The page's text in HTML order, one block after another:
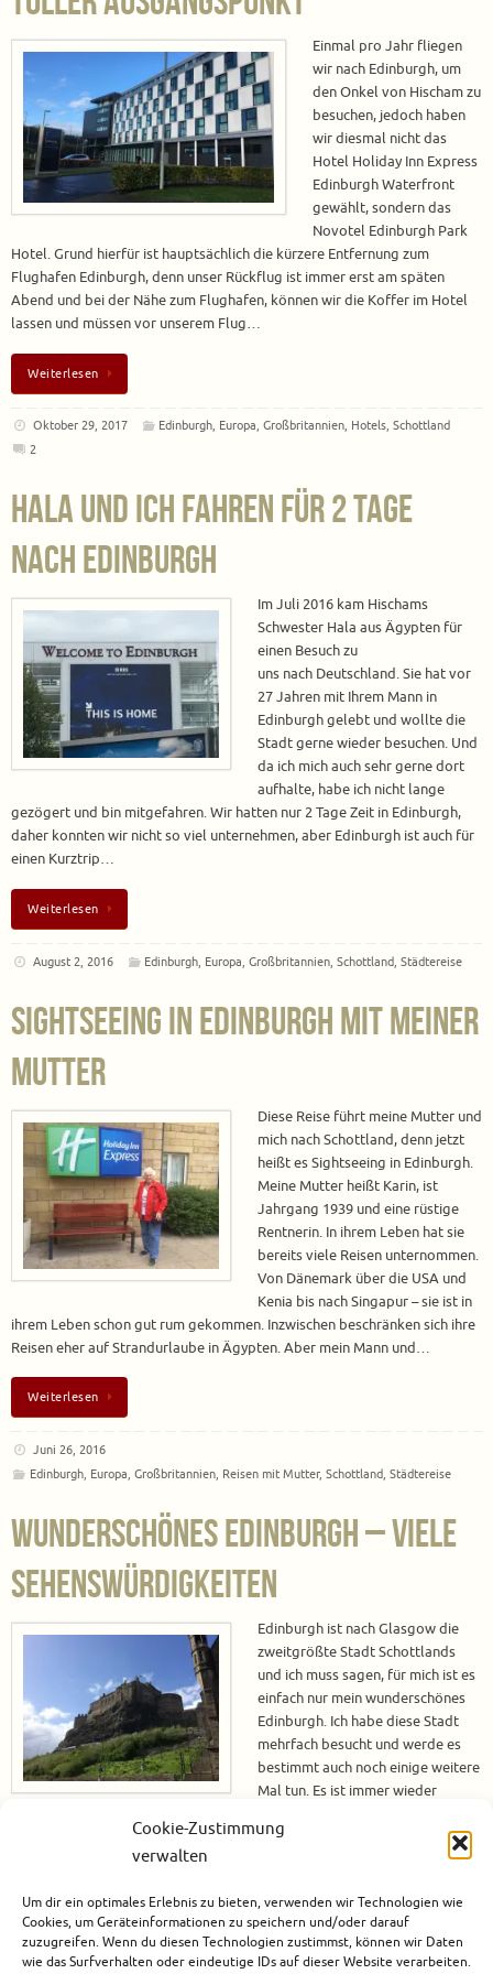
Cookie-Zustimmung
verwalten
Um dir ein optimales Erlebnis zu bieten, verwenden wir Technologien wie
Cookies, um Geräteinformationen zu speichern und/oder darauf
zuzugreifen. Wenn du diesen Technologien zustimmst, können wir Daten
wie das Surfverhalten oder eindeutige IDs auf dieser Website verarbeiten.
Einmal pro Jahr fliegen
wir nach Edinburgh, um
den Onkel von Hischam zu
besuchen, jedoch haben
wir diesmal nicht das
Hotel Holiday Inn Express
Edinburgh Waterfront
gewählt, sondern das
Novotel Edinburgh Park
Hotel. Grund hierfür ist hauptsächlich die kürzere Entfernung zum
Flughafen Edinburgh, denn unser Rückflug ist immer erst am späten
Abend und bei der Nähe zum Flughafen, können wir die Koffer im Hotel
lassen und müssen vor unserem Flug…
Weiterlesen
Oktober 29, 2017 Edinburgh, Europa,Großbritannien, Hotels,Schottland
2
Hala und ich fahren für 2 Tage
nach Edinburgh
Im Juli 2016 kam Hischams
Schwester Hala aus Ägypten für
einen Besuch zu
uns nach Deutschland. Sie hat vor
27 Jahren mit Ihrem Mann in
Edinburgh gelebt und wollte die
Stadt gerne wieder besuchen. Und
da ich mich auch sehr gerne dort
aufhalte, habe ich nicht lange
gezögert und bin mitgefahren. Wir hatten nur 2 Tage Zeit in Edinburgh,
daher konnten wir nicht so viel unternehmen, aber Edinburgh ist auch für
einen Kurztrip…
Weiterlesen
August 2, 2016 Edinburgh Europa ,Großbritannien ,Schottland ,Städtereise
Sightseeing in Edinburgh mit meiner
Mutter
Diese Reise führt meine Mutter und
mich nach Schottland, denn jetzt
heißt es Sightseeing in Edinburgh.
Meine Mutter heißt Karin, ist
Jahrgang 1939 und eine rüstige
Rentnerin. In ihrem Leben hat sie
bereits viele Reisen unternommen.
Von Dänemark über die USA und
Kenia bis nach Singapur – sie ist in
ihrem Leben schon gut rum gekommen. Inzwischen beschränken sich ihre
Reisen eher auf Strandurlaube in Ägypten. Aber mein Mann und…
Weiterlesen
Juni 26, 2016
Edinburgh, Europa Großbritannien, Reisen mit Mutter, Schottland, Städtereise
Wunderschönes Edinburgh – Viele
Sehenswürdigkeiten
Edinburgh ist nach Glasgow die
zweitgrößte Stadt Schottlands
und ich muss sagen, für mich ist es
einfach nur mein wunderschönes
Edinburgh. Ich habe diese Stadt
mehrfach besucht und werde es
bestimmt auch noch einige weitere
Mal tun. Es ist immer wieder
nächsten Ecke verbirgt. Wunderschönes Edinburgh – Viele
Sehenswürdigkeiten Edinburgh hat vieles zu bieten. Da wäre zum einen
Weiterlesen